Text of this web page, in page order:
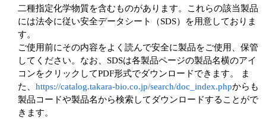
二種指定化学物質を含むものがあります。これらの該当製品
には法令に従い安全データシート（SDS）を用意しておりま
す。
ご使用前にその内容をよく読んで安全に製品をご使用、保管
してください。なお、SDSは各製品ページの製品名横のアイ
コンをクリックしてPDF形式でダウンロードできます。 ま
た、 https://catalog.takara-bio.co.jp/search/doc_index.phpからも
製品コードや製品名から検索してダウンロードすることがで
きます。